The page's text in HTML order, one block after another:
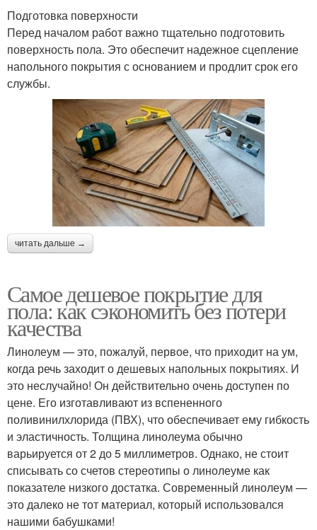
Подготовка поверхности
Перед началом работ важно тщательно подготовить
поверхность пола. Это обеспечит надежное сцепление
напольного покрытия с основанием и продлит срок его
службы.
читать дальше →
Самое дешевое покрытие для
пола: как сэкономить без потери
качества
Линолеум — это, пожалуй, первое, что приходит на ум,
когда речь заходит о дешевых напольных покрытиях. И
это неслучайно! Он действительно очень доступен по
цене. Его изготавливают из вспененного
поливинилхлорида (ПВХ), что обеспечивает ему гибкость
и эластичность. Толщина линолеума обычно
варьируется от 2 до 5 миллиметров. Однако, не стоит
списывать со счетов стереотипы о линолеуме как
показателе низкого достатка. Современный линолеум —
это далеко не тот материал, который использовался
нашими бабушками!